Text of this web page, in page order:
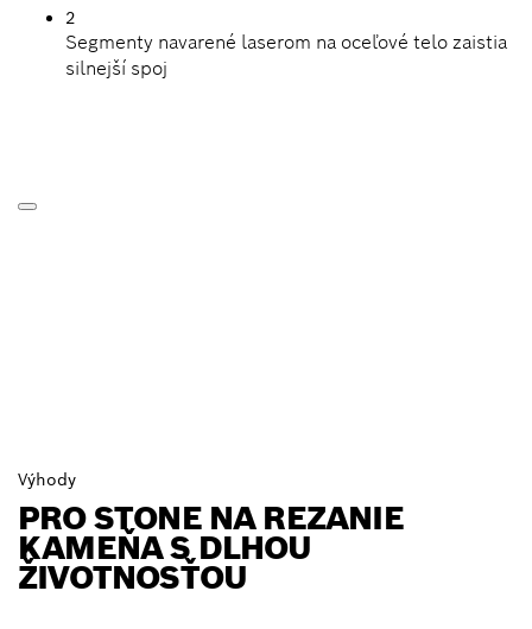
2
Segmenty navarené laserom na oceľové telo zaistia
silnejší spoj
Výhody
PRO STONE NA REZANIE
KAMEŇA S DLHOU
ŽIVOTNOSŤOU